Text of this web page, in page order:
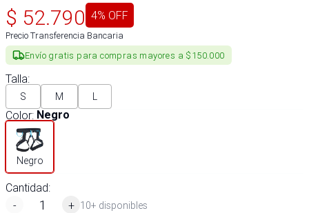
$ 52.790 4% OFF
Precio Transferencia Bancaria
Envío gratis para compras mayores a $150.000
Talla:
S M L
Color: Negro
Negro
Cantidad:
-
+ 10+ disponibles